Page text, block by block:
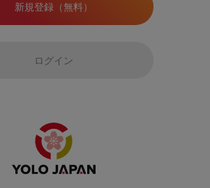
新規登録（無料）
ログイン